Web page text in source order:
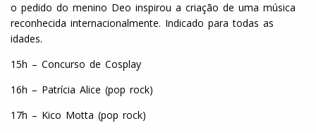
o pedido do menino Deo inspirou a criação de uma música
reconhecida internacionalmente. Indicado para todas as
idades.
15h – Concurso de Cosplay
16h – Patrícia Alice (pop rock)
17h – Kico Motta (pop rock)